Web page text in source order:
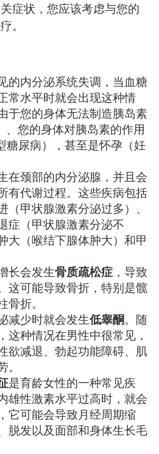
症状，您应该考虑与您的
。
的内分泌系统失调，当血糖
常水平时就会出现这种情
于您的身体无法制造胰岛素
、您的身体对胰岛素的作用
糖尿病），甚至是怀孕（妊
在颈部的内分泌腺，并且会
有代谢过程。这些疾病包括
（甲状腺激素分泌过多）、
症（甲状腺激素分泌不
大（喉结下腺体肿大）和甲
长会发生骨质疏松症 ，导致
这可能导致骨折，特别是髋
骨折。
减少时就会发生低睾酮。随
这种情况在男性中很常见，
欲减退、勃起功能障碍、肌
是育龄女性的一种常见疾
雄性激素水平过高时，就会
它可能会导致月经周期缩
脱发以及面部和身体生长毛